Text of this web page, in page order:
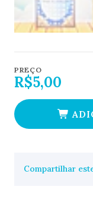
PREÇO
R$5,00
Compartilhar